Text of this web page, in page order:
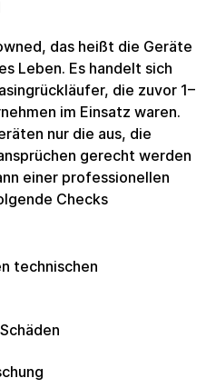
Rechnung wird mit voller
Vorsteuerabzug
nutzt keine
das heißt die Geräte
Leben. Es handelt sich
die zuvor 1–
im Einsatz waren.
nur die aus, die
gerecht werden
einer professionellen
Checks
technischen